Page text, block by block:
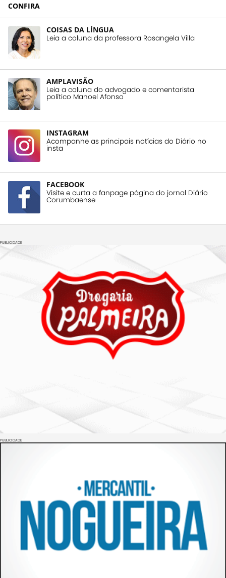
CONFIRA
COISAS DA LÍNGUA
Leia a coluna da professora Rosangela Villa
AMPLAVISÃO
Leia a coluna do advogado e comentarista
político Manoel Afonso
INSTAGRAM
Acompanhe as principais notícias do Diário no
insta
FACEBOOK
Visite e curta a fanpage página do jornal Diário
Corumbaense
PUBLICIDADE
PUBLICIDADE